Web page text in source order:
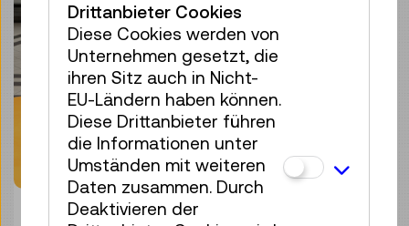
© Technisches Museum Wien
Drittanbieter Cookies
Diese Cookies werden von
Unternehmen gesetzt, die
ihren Sitz auch in Nicht-
EU-Ländern haben können.
Diese Drittanbieter führen
die Informationen unter
Umständen mit weiteren
Daten zusammen. Durch
Deaktivieren der